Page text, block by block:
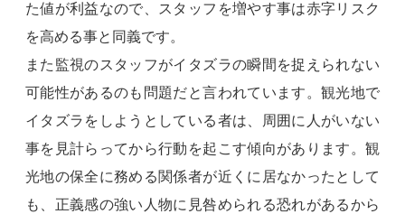
た値が利益なので、スタッフを増やす事は赤字リスク
を高める事と同義です。
また監視のスタッフがイタズラの瞬間を捉えられない
可能性があるのも問題だと言われています。観光地で
イタズラをしようとしている者は、周囲に人がいない
事を見計らってから行動を起こす傾向があります。観
光地の保全に務める関係者が近くに居なかったとして
も、正義感の強い人物に見咎められる恐れがあるから